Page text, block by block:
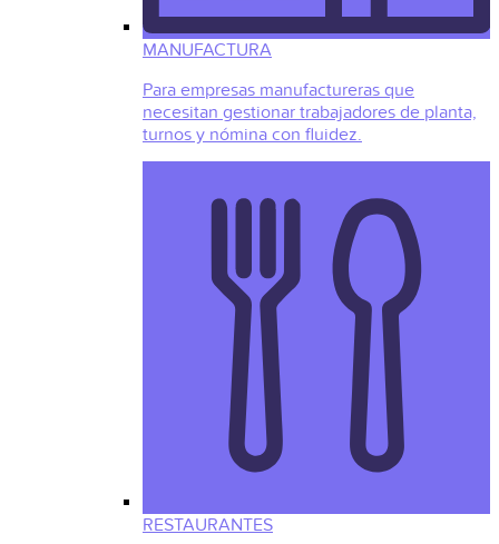
MANUFACTURA
Para empresas manufactureras que
necesitan gestionar trabajadores de planta,
turnos y nómina con fluidez.
RESTAURANTES